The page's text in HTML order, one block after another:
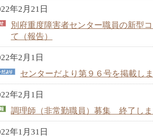
年2月21日
別府重度障害者センター職員の新型
て（報告）
年2月1日
センターだより第９６号を掲載し
年2月1日
調理師（非常勤職員）募集 終了し
年1月31日